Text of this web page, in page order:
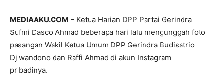
MEDIAAKU.COM – Ketua Harian DPP Partai Gerindra
Sufmi Dasco Ahmad beberapa hari lalu mengunggah foto
pasangan Wakil Ketua Umum DPP Gerindra Budisatrio
Djiwandono dan Raffi Ahmad di akun Instagram
pribadinya.